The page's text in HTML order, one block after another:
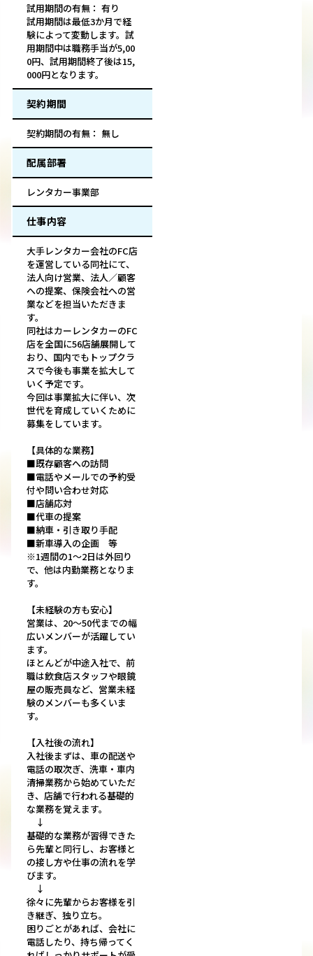
試用期間の有無： 有り
試用期間は最低3か月で経
験によって変動します。試
用期間中は職務手当が5,00
0円、試用期間終了後は15,
000円となります。
契約期間
契約期間の有無： 無し
配属部署
レンタカー事業部
仕事内容
大手レンタカー会社のFC店
を運営している同社にて、
法人向け営業、法人／顧客
への提案、保険会社への営
業などを担当いただきま
す。
同社はカーレンタカーのFC
店を全国に56店舗展開して
おり、国内でもトップクラ
スで今後も事業を拡大して
いく予定です。
今回は事業拡大に伴い、次
世代を育成していくために
募集をしています。
【具体的な業務】
■既存顧客への訪問
■電話やメールでの予約受
付や問い合わせ対応
■店舗応対
■代車の提案
■納車・引き取り手配
■新車導入の企画 等
※1週間の1～2日は外回り
で、他は内勤業務となりま
す。
【未経験の方も安心】
営業は、20～50代までの幅
広いメンバーが活躍してい
ます。
ほとんどが中途入社で、前
職は飲食店スタッフや眼鏡
屋の販売員など、営業未経
験のメンバーも多くいま
す。
【入社後の流れ】
入社後まずは、車の配送や
電話の取次ぎ、洗車・車内
清掃業務から始めていただ
き、店舗で行われる基礎的
な業務を覚えます。
↓
基礎的な業務が習得できた
ら先輩と同行し、お客様と
の接し方や仕事の流れを学
びます。
↓
徐々に先輩からお客様を引
き継ぎ、独り立ち。
困りごとがあれば、会社に
電話したり、持ち帰ってく